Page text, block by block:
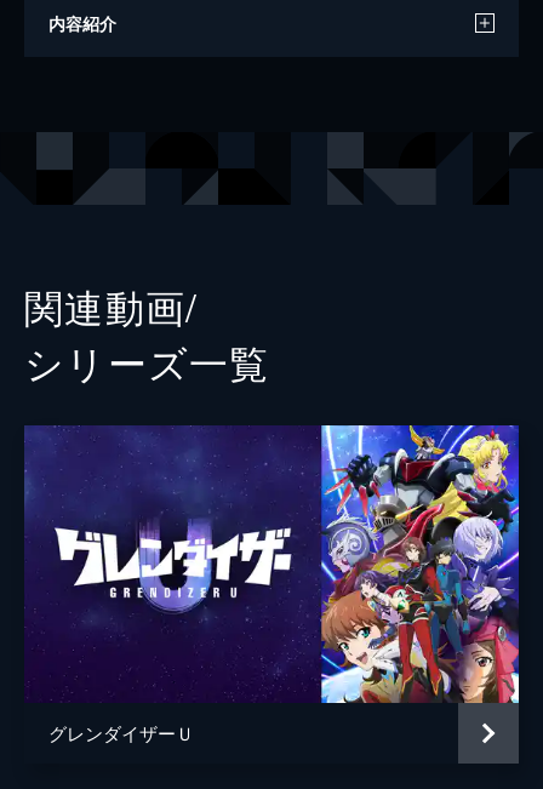
原作
レーベル ヒーローズコミックス
内容紹介
関連動画/
シリーズ⼀覧
グレンダイザーＵ